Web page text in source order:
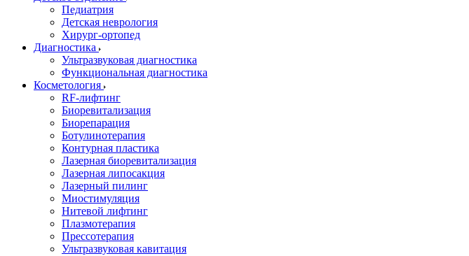
Педиатрия
Детская неврология
Хирург-ортопед
Диагностика
Ультразвуковая диагностика
Функциональная диагностика
Косметология
RF-лифтинг
Биоревитализация
Биорепарация
Ботулинотерапия
Контурная пластика
Лазерная биоревитализация
Лазерная липосакция
Лазерный пилинг
Миостимуляция
Нитевой лифтинг
Плазмотерапия
Прессотерапия
Ультразвуковая кавитация